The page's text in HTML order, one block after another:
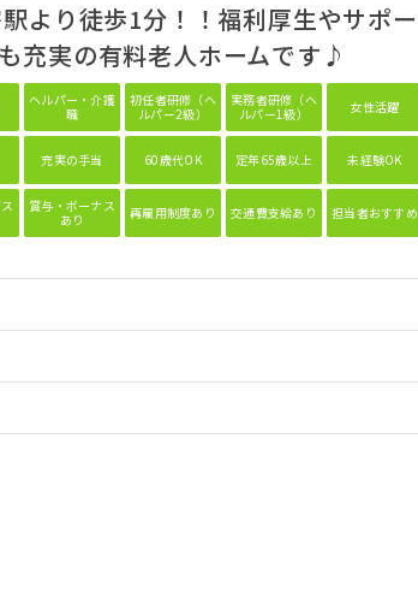
より徒歩1分！！福利厚生やサポー
充実の有料老人ホームです♪
ヘルパー・介護
職
初任者研修（ヘ
ルパー2級）
実務者研修（ヘ
ルパー1級）
女性活躍
充実の手当 60歳代OK 定年65歳以上 未経験OK
賞与・ボーナス
あり
再雇用制度あり 交通費支給あり 担当者おすすめ